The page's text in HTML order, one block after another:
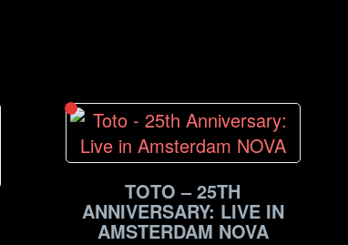
TOTO – 25TH
ANNIVERSARY: LIVE IN
AMSTERDAM NOVA